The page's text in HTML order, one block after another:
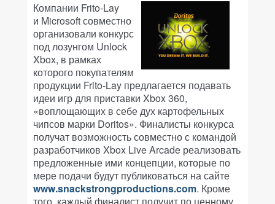
Компании Frito-Lay
и Microsoft совместно
организовали конкурс
под лозунгом Unlock
Xbox, в рамках
которого покупателям
продукции Frito-Lay предлагается подавать
идеи игр для приставки Xbox 360,
«воплощающих в себе дух картофельных
чипсов марки Doritos». Финалисты конкурса
получат возможность совместно с командой
разработчиков Xbox Live Arcade реализовать
предложенные ими концепции, которые по
мере подачи будут публиковаться на сайте
www.snackstrongproductions.com. Кроме